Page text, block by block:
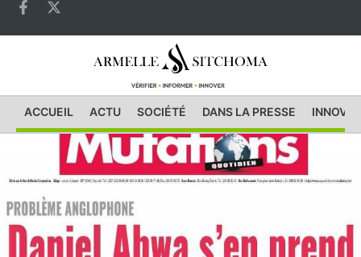
ACCUEIL ACTU SOCIÉTÉ DANS LA PRESSE